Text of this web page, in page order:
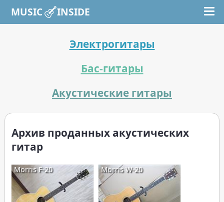
Электрогитары
Бас-гитары
Акустические гитары
Архив проданных акустических
гитар
Morris F-20 Morris W-20
MUSIC INSIDE